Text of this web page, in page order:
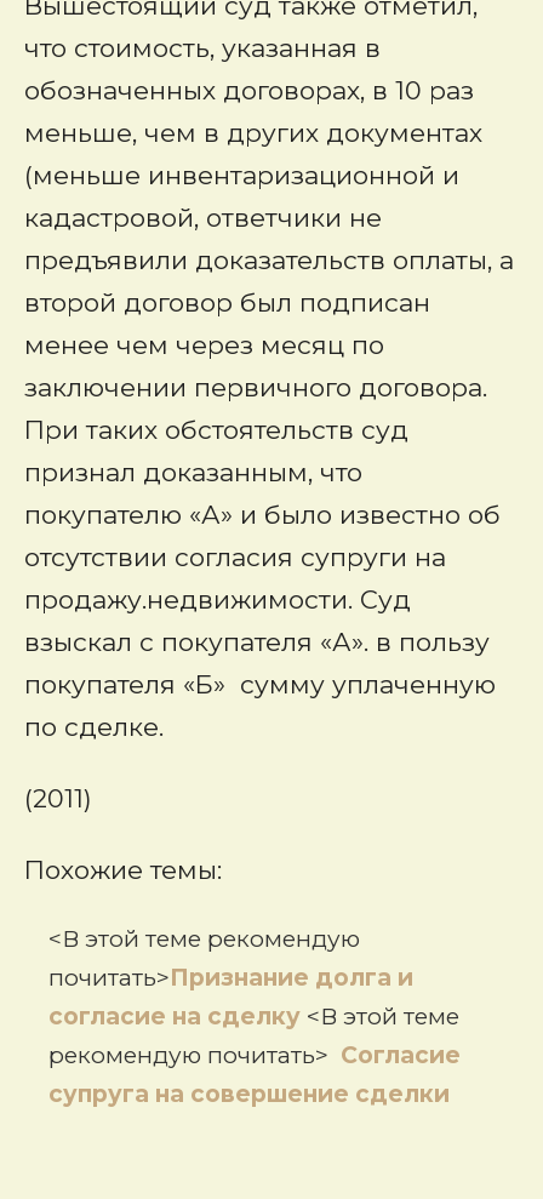
что стоимость, указанная в
обозначенных договорах, в 10 раз
меньше, чем в других документах
(меньше инвентаризационной и
кадастровой, ответчики не
предъявили доказательств оплаты, а
второй договор был подписан
менее чем через месяц по
заключении первичного договора.
При таких обстоятельств суд
признал доказанным, что
покупателю «А» и было известно об
отсутствии согласия супруги на
продажу.недвижимости. Суд
взыскал с покупателя «А». в пользу
покупателя «Б» сумму уплаченную
по сделке.
(2011)
Похожие темы:
<В этой теме рекомендую
почитать>Признание долга и
согласие на сделку <В этой теме
рекомендую почитать> Согласие
супруга на совершение сделки